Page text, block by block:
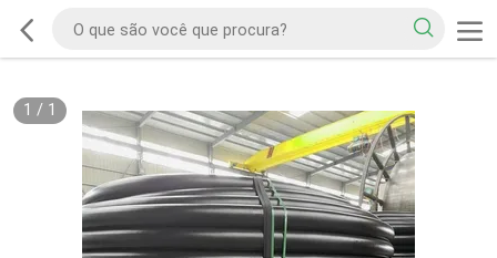
1 / 1